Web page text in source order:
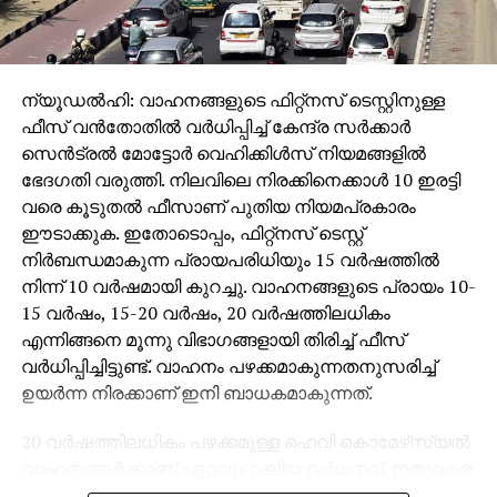
ന്യൂഡല്‍ഹി: വാഹനങ്ങളുടെ ഫിറ്റ്‌നസ് ടെസ്റ്റിനുള്ള
ഫീസ് വന്‍തോതില്‍ വര്‍ധിപ്പിച്ച് കേന്ദ്ര സര്‍ക്കാര്‍
സെന്‍ട്രല്‍ മോട്ടോര്‍ വെഹിക്കിള്‍സ് നിയമങ്ങളില്‍
ഭേദഗതി വരുത്തി. നിലവിലെ നിരക്കിനെക്കാള്‍ 10 ഇരട്ടി
വരെ കൂടുതല്‍ ഫീസാണ് പുതിയ നിയമപ്രകാരം
ഈടാക്കുക. ഇതോടൊപ്പം, ഫിറ്റ്‌നസ് ടെസ്റ്റ്
നിര്‍ബന്ധമാകുന്ന പ്രായപരിധിയും 15 വര്‍ഷത്തില്‍
നിന്ന് 10 വര്‍ഷമായി കുറച്ചു. വാഹനങ്ങളുടെ പ്രായം 10-
15 വര്‍ഷം, 15-20 വര്‍ഷം, 20 വര്‍ഷത്തിലധികം
എന്നിങ്ങനെ മൂന്നു വിഭാഗങ്ങളായി തിരിച്ച് ഫീസ്
വര്‍ധിപ്പിച്ചിട്ടുണ്ട്. വാഹനം പഴക്കമാകുന്നതനുസരിച്ച്
ഉയര്‍ന്ന നിരക്കാണ് ഇനി ബാധകമാകുന്നത്.
20 വര്‍ഷത്തിലധികം പഴക്കമുള്ള ഹെവി കൊമേഴ്‌സ്യല്‍